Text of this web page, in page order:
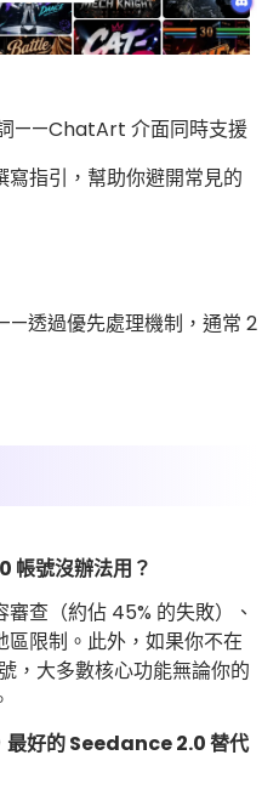
——ChatArt 介面同時支援
指引，幫助你避開常見的
透過優先處理機制，通常 2
帳號沒辦法用？
查（約佔 45% 的失敗）、
限制。此外，如果你不在
，大多數核心功能無論你的
最好的 Seedance 2.0 替代